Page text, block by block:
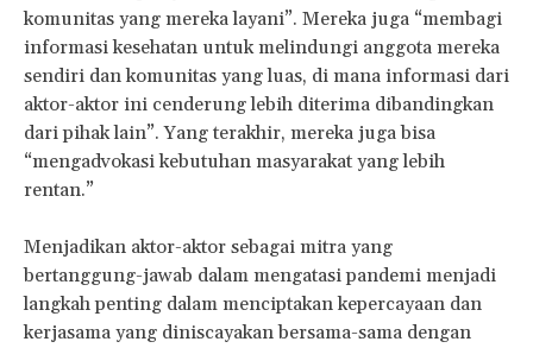
komunitas yang mereka layani”. Mereka juga “membagi
informasi kesehatan untuk melindungi anggota mereka
sendiri dan komunitas yang luas, di mana informasi dari
aktor-aktor ini cenderung lebih diterima dibandingkan
dari pihak lain”. Yang terakhir, mereka juga bisa
“mengadvokasi kebutuhan masyarakat yang lebih
rentan.”
Menjadikan aktor-aktor sebagai mitra yang
bertanggung-jawab dalam mengatasi pandemi menjadi
langkah penting dalam menciptakan kepercayaan dan
kerjasama yang diniscayakan bersama-sama dengan